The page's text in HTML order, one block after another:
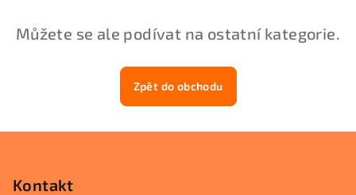
Můžete se ale podívat na ostatní kategorie.
Zpět do obchodu
Kontakt